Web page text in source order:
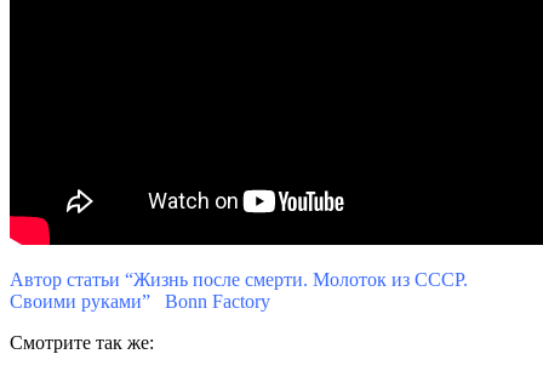
Автор статьи “Жизнь после смерти. Молоток из СССР.
Своими руками” Bonn Factory
Смотрите так же: